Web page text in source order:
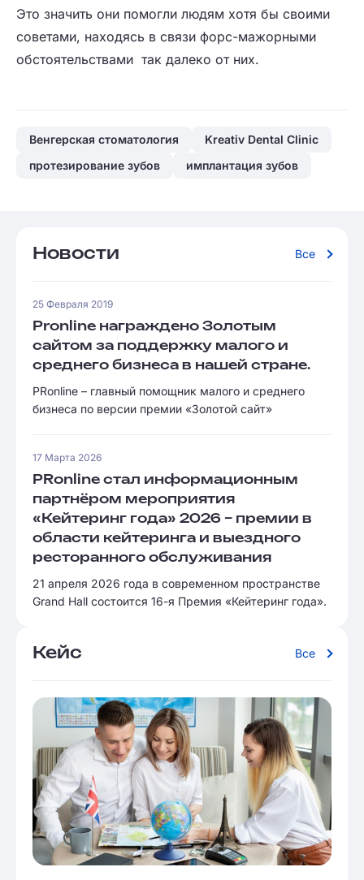
Это значить они помогли людям хотя бы своими
советами, находясь в связи форс-мажорными
обстоятельствами так далеко от них.
Венгерская стоматология
Kreativ Dental Clinic
протезирование зубов
имплантация зубов
Новости Все
25 Февраля 2019
Pronline награждено Золотым
сайтом за поддержку малого и
среднего бизнеса в нашей стране.
PRonline – главный помощник малого и среднего
бизнеса по версии премии «Золотой сайт»
17 Марта 2026
PRonline стал информационным
партнёром мероприятия
«Кейтеринг года» 2026 – премии в
области кейтеринга и выездного
ресторанного обслуживания
21 апреля 2026 года в современном пространстве
Grand Hall состоится 16-я Премия «Кейтеринг года».
Кейс Все